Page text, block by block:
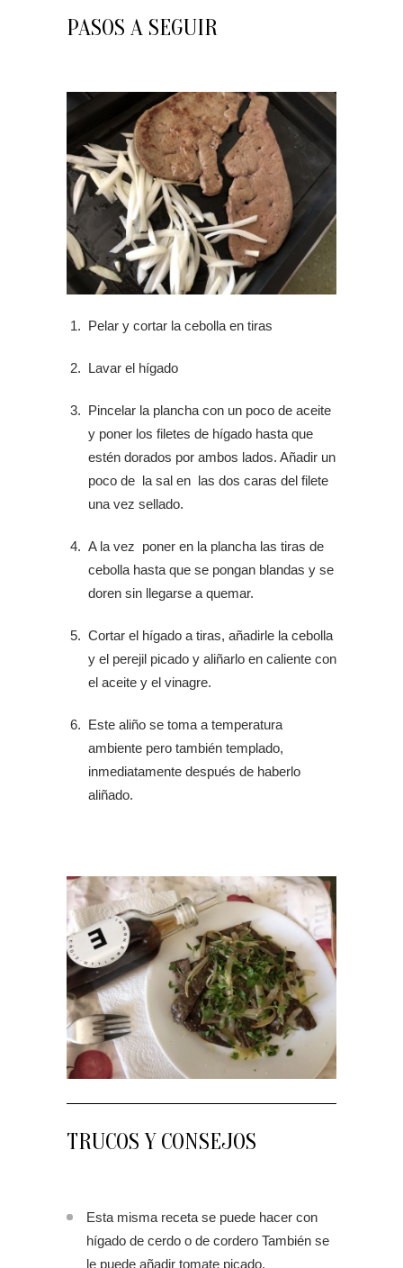
PASOS A SEGUIR
Pelar y cortar la cebolla en tiras
Lavar el hígado
Pincelar la plancha con un poco de aceite
y poner los filetes de hígado hasta que
estén dorados por ambos lados. Añadir un
poco de la sal en las dos caras del filete
una vez sellado.
A la vez poner en la plancha las tiras de
cebolla hasta que se pongan blandas y se
doren sin llegarse a quemar.
Cortar el hígado a tiras, añadirle la cebolla
y el perejil picado y aliñarlo en caliente con
el aceite y el vinagre.
Este aliño se toma a temperatura
ambiente pero también templado,
inmediatamente después de haberlo
aliñado.
TRUCOS Y CONSEJOS
Esta misma receta se puede hacer con
hígado de cerdo o de cordero También se
le puede añadir tomate picado.